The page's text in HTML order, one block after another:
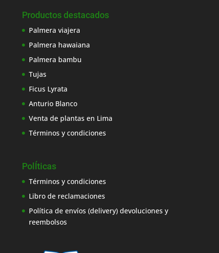
Productos destacados
Palmera viajera
Palmera hawaiana
Palmera bambu
Tujas
Ficus Lyrata
Anturio Blanco
Venta de plantas en Lima
Términos y condiciones
PolÍticas
Términos y condiciones
Libro de reclamaciones
Política de envíos (delivery) devoluciones y
reembolsos